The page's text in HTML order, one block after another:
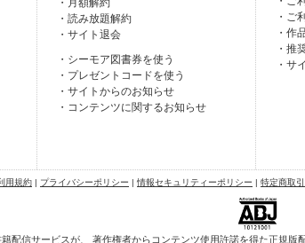
・読み放題解約
・サイト退会
・シーモア図書券を使う
・プレゼントコードを使う
・サイトからのお知らせ
・コンテンツに関するお知らせ
・ご
・作
・推
・サ
用規約 | プライバシーポリシー | 情報セキュリティーポリシー | 特定商取
配信サービスが、 著作権者からコンテンツ使用許諾を得た正規